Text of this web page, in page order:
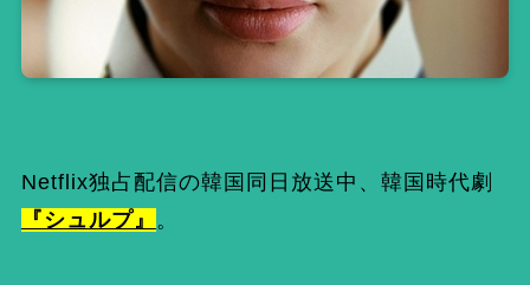
Netflix独占配信の韓国同日放送中、韓国時代劇
『シュルプ』
。